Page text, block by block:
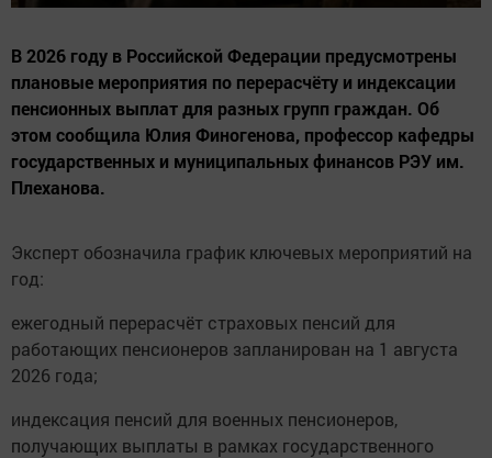
В 2026 году в Российской Федерации предусмотрены
плановые мероприятия по перерасчёту и индексации
пенсионных выплат для разных групп граждан. Об
этом сообщила Юлия Финогенова, профессор кафедры
государственных и муниципальных финансов РЭУ им.
Плеханова.
Эксперт обозначила график ключевых мероприятий на
год:
ежегодный перерасчёт страховых пенсий для
работающих пенсионеров запланирован на 1 августа
2026 года;
индексация пенсий для военных пенсионеров,
получающих выплаты в рамках государственного